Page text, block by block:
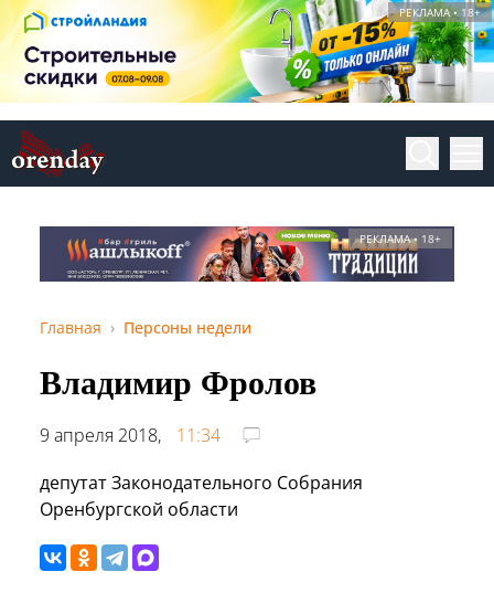
РЕКЛАМА • 18+
РЕКЛАМА • 18+
Главная Персоны недели
Владимир Фролов
9 апреля 2018,
11:34
депутат Законодательного Собрания
Оренбургской области